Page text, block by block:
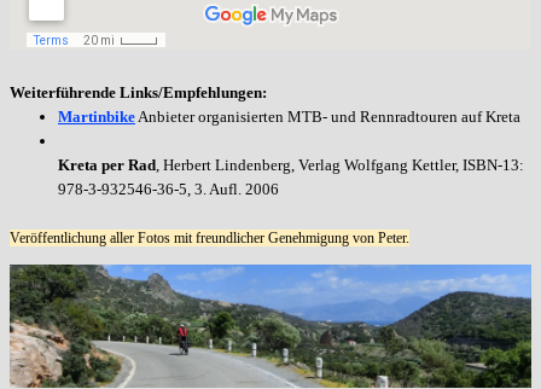
Weiterführende Links/Empfehlungen:
Martinbike Anbieter organisierten MTB- und Rennradtouren auf Kreta
Kreta per Rad , Herbert Lindenberg, Verlag Wolfgang Kettler, ISBN-13:
978-3-932546-36-5, 3. Aufl. 2006
Veröffentlichung aller Fotos mit freundlicher Genehmigung von Peter.